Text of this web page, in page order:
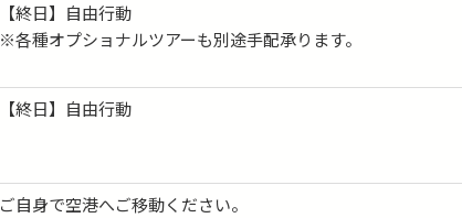
【終日】自由行動
※各種オプショナルツアーも別途手配承ります。
【終日】自由行動
ご自身で空港へご移動ください。